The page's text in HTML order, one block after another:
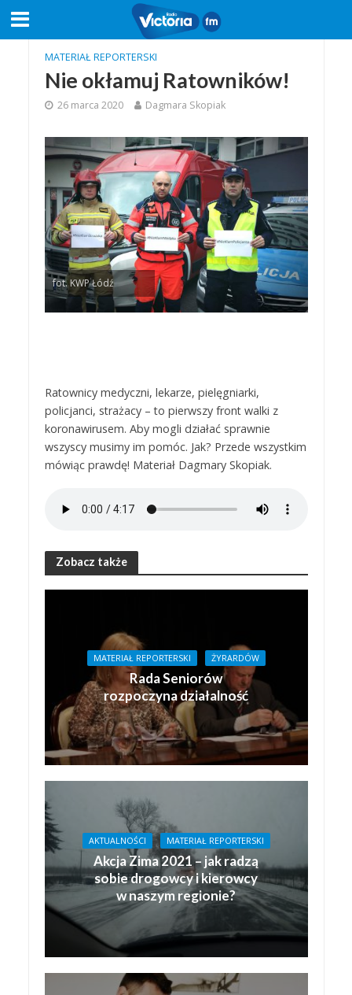
MATERIAŁ REPORTERSKI
Nie okłamuj Ratowników!
26 marca 2020 Dagmara Skopiak
fot. KWP Łódź
Ratownicy medyczni, lekarze, pielęgniarki,
policjanci, strażacy – to pierwszy front walki z
koronawirusem. Aby mogli działać sprawnie
wszyscy musimy im pomóc. Jak? Przede wszystkim
mówiąc prawdę! Materiał Dagmary Skopiak.
Zobacz także
MATERIAŁ REPORTERSKI ŻYRARDÓW
Rada Seniorów
rozpoczyna działalność
AKTUALNOŚCI MATERIAŁ REPORTERSKI
Akcja Zima 2021 – jak radzą
sobie drogowcy i kierowcy
w naszym regionie?